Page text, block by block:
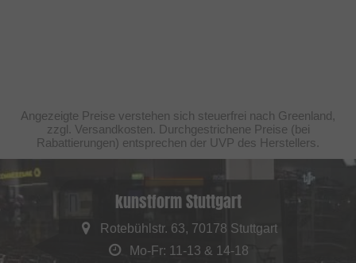
Angezeigte Preise verstehen sich steuerfrei nach Greenland,
zzgl. Versandkosten. Durchgestrichene Preise (bei
Rabattierungen) entsprechen der UVP des Herstellers.
kunstform Stuttgart
Rotebühlstr. 63, 70178 Stuttgart
Mo-Fr: 11-13 & 14-18